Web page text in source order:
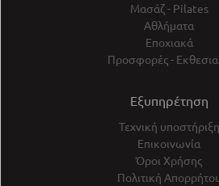
Μασάζ - Pilates
Αθλήματα
Εποχιακά
Προσφορές -
Εξυπηρέτηση
Τεχνική υποστήριξη
Επικοινωνία
Όροι Χρήσης
Πολιτική